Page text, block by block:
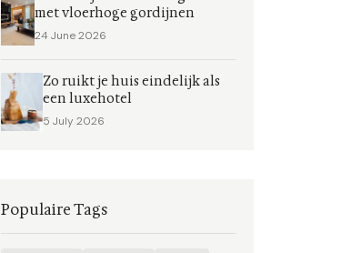
met vloerhoge gordijnen
24 June 2026
Zo ruikt je huis eindelijk als
een luxehotel
5 July 2026
Populaire Tags